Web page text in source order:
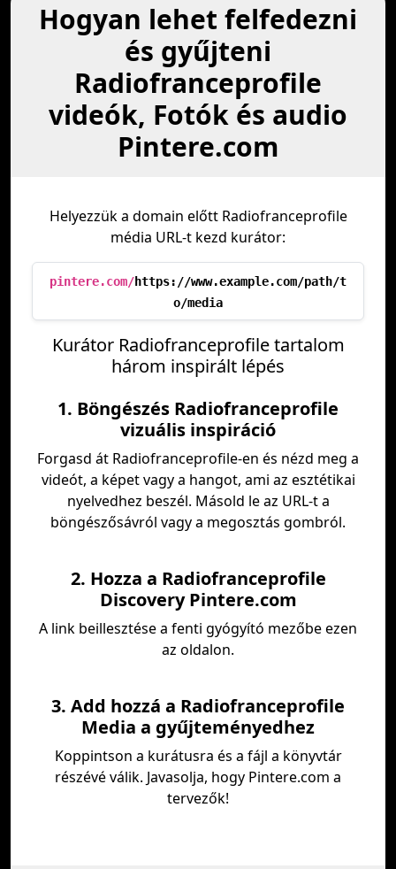
Hogyan lehet felfedezni
és gyűjteni
Radiofranceprofile
videók, Fotók és audio
Pintere.com
Helyezzük a domain előtt Radiofranceprofile
média URL-t kezd kurátor:
pintere.com/https://www.example.com/path/t
o/media
Kurátor Radiofranceprofile tartalom
három inspirált lépés
1. Böngészés Radiofranceprofile
vizuális inspiráció
Forgasd át Radiofranceprofile-en és nézd meg a
videót, a képet vagy a hangot, ami az esztétikai
nyelvedhez beszél. Másold le az URL-t a
böngészősávról vagy a megosztás gombról.
2. Hozza a Radiofranceprofile
Discovery Pintere.com
A link beillesztése a fenti gyógyító mezőbe ezen
az oldalon.
3. Add hozzá a Radiofranceprofile
Media a gyűjteményedhez
Koppintson a kurátusra és a fájl a könyvtár
részévé válik. Javasolja, hogy Pintere.com a
tervezők!